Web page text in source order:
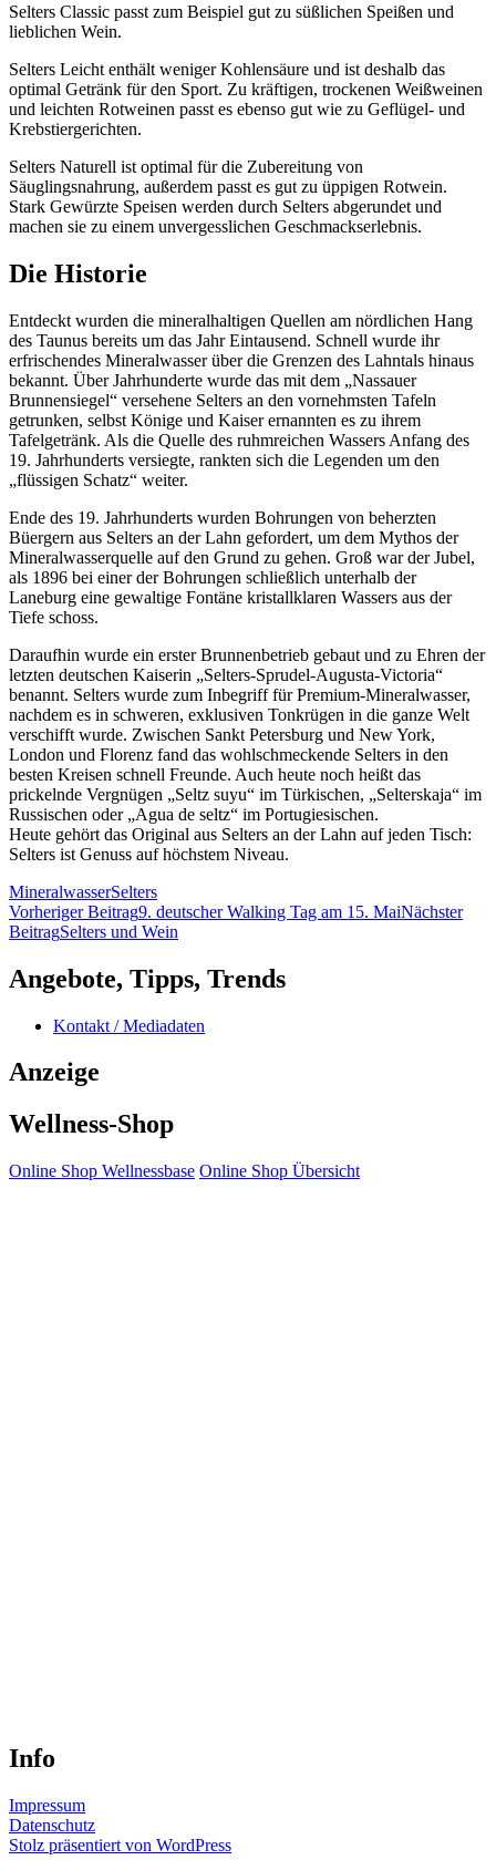
Selters Classic passt zum Beispiel gut zu süßlichen Speißen und
lieblichen Wein.
Selters Leicht enthält weniger Kohlensäure und ist deshalb das
optimal Getränk für den Sport. Zu kräftigen, trockenen Weißweinen
und leichten Rotweinen passt es ebenso gut wie zu Geflügel- und
Krebstiergerichten.
Selters Naturell ist optimal für die Zubereitung von
Säuglingsnahrung, außerdem passt es gut zu üppigen Rotwein.
Stark Gewürzte Speisen werden durch Selters abgerundet und
machen sie zu einem unvergesslichen Geschmackserlebnis.
Die Historie
Entdeckt wurden die mineralhaltigen Quellen am nördlichen Hang
des Taunus bereits um das Jahr Eintausend. Schnell wurde ihr
erfrischendes Mineralwasser über die Grenzen des Lahntals hinaus
bekannt. Über Jahrhunderte wurde das mit dem „Nassauer
Brunnensiegel“ versehene Selters an den vornehmsten Tafeln
getrunken, selbst Könige und Kaiser ernannten es zu ihrem
Tafelgetränk. Als die Quelle des ruhmreichen Wassers Anfang des
19. Jahrhunderts versiegte, rankten sich die Legenden um den
„flüssigen Schatz“ weiter.
Ende des 19. Jahrhunderts wurden Bohrungen von beherzten
Büergern aus Selters an der Lahn gefordert, um dem Mythos der
Mineralwasserquelle auf den Grund zu gehen. Groß war der Jubel,
als 1896 bei einer der Bohrungen schließlich unterhalb der
Laneburg eine gewaltige Fontäne kristallklaren Wassers aus der
Tiefe schoss.
Daraufhin wurde ein erster Brunnenbetrieb gebaut und zu Ehren der
letzten deutschen Kaiserin „Selters-Sprudel-Augusta-Victoria“
benannt. Selters wurde zum Inbegriff für Premium-Mineralwasser,
nachdem es in schweren, exklusiven Tonkrügen in die ganze Welt
verschifft wurde. Zwischen Sankt Petersburg und New York,
London und Florenz fand das wohlschmeckende Selters in den
besten Kreisen schnell Freunde. Auch heute noch heißt das
prickelnde Vergnügen „Seltz suyu“ im Türkischen, „Selterskaja“ im
Russischen oder „Agua de seltz“ im Portugiesischen.
Heute gehört das Original aus Selters an der Lahn auf jeden Tisch:
Selters ist Genuss auf höchstem Niveau.
MineralwasserSelters
Beitragsnavigation
Vorheriger Beitrag9. deutscher Walking Tag am 15. MaiNächster
BeitragSelters und Wein
Angebote, Tipps, Trends
Kontakt / Mediadaten
Anzeige
Wellness-Shop
Online Shop Wellnessbase Online Shop Übersicht
Info
Impressum
Datenschutz
Stolz präsentiert von WordPress